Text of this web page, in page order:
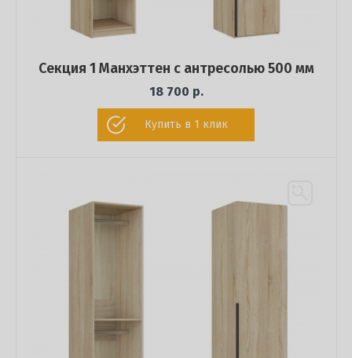
Секция 1 Манхэттен с антресолью 500 мм
18 700 р.
Купить в 1 клик